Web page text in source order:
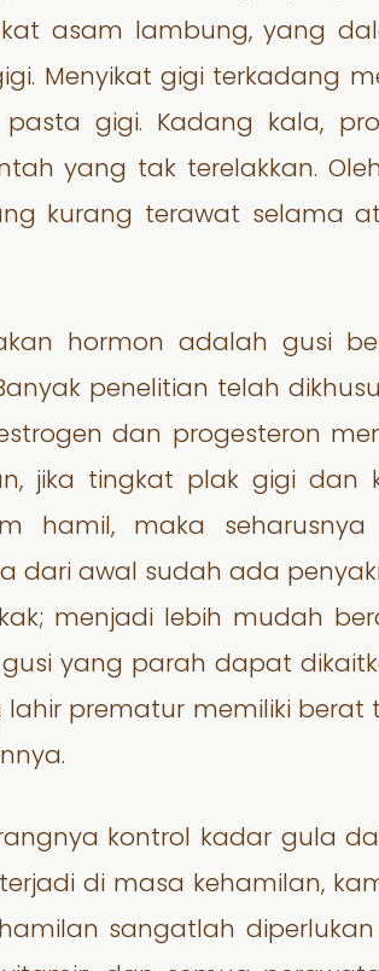
asam lambung, yang
Menyikat gigi terkadang
gigi. Kadang kala,
yang tak terelakkan.
kurang terawat selama
hormon adalah gusi
penelitian telah
dan progesteron
jika tingkat plak gigi dan
hamil, maka
dari awal sudah ada
menjadi lebih mudah
yang parah dapat
prematur memiliki berat
kontrol kadar gula
di masa kehamilan,
sangatlah